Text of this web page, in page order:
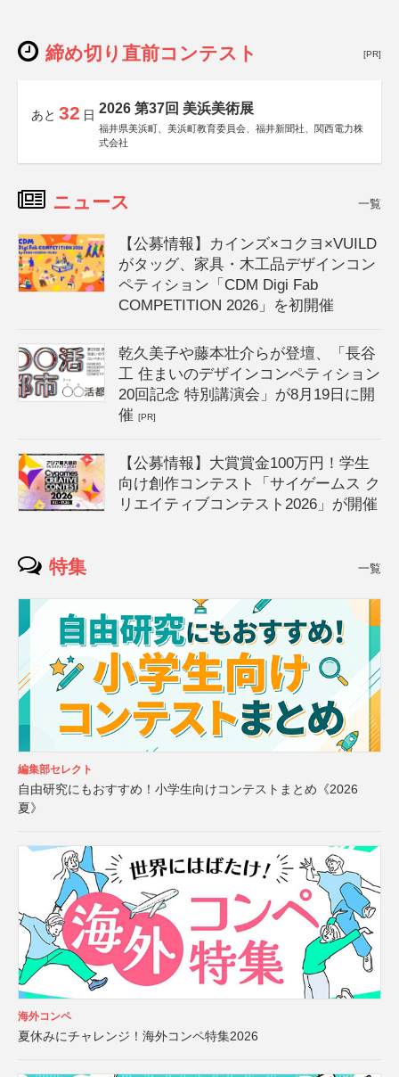
締め切り直前コンテスト [PR]
あと 32 日 2026 第37回 美浜美術展
福井県美浜町、美浜町教育委員会、福井新聞社、関西電力株
式会社
ニュース 一覧
【公募情報】カインズ×コクヨ×VUILD
がタッグ、家具・木工品デザインコン
ペティション「CDM Digi Fab
COMPETITION 2026」を初開催
乾久美子や藤本壮介らが登壇、「長谷
工 住まいのデザインコンペティション
20回記念 特別講演会」が8月19日に開
催[PR]
【公募情報】大賞賞金100万円！学生
向け創作コンテスト「サイゲームス ク
リエイティブコンテスト2026」が開催
特集 一覧
編集部セレクト
自由研究にもおすすめ！小学生向けコンテストまとめ《2026
夏》
海外コンペ
夏休みにチャレンジ！海外コンペ特集2026